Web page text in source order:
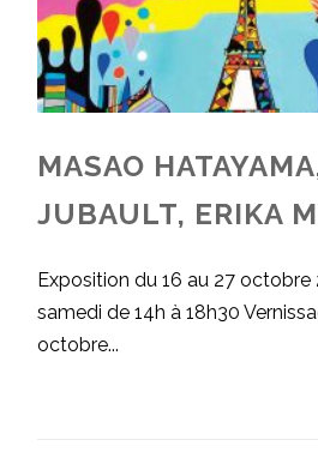
MASAO
JUBAULT, ERIKA
Exposition du 16 au 27 octobre
samedi de 14h à 18h30
octobre...